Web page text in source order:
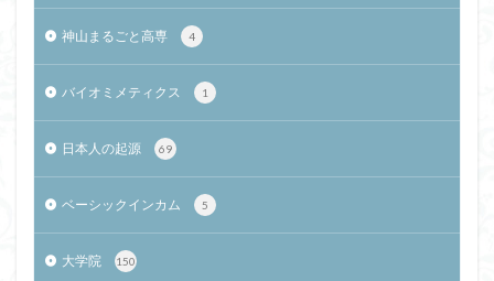
神山まるごと高専 4
バイオミメティクス 1
日本人の起源 69
ベーシックインカム 5
大学院 150